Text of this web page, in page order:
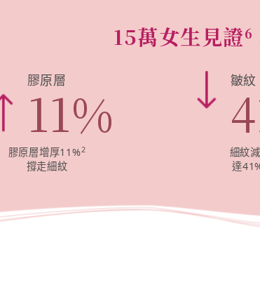
15萬女生見證6
膠原層
11%
膠原層增厚11%2
撐走細紋
皺紋
細紋
達